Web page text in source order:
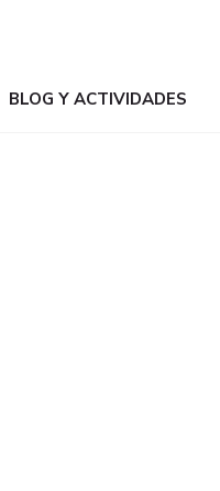
BLOG Y ACTIVIDADES